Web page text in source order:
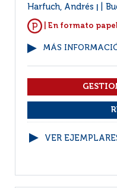
Harfuch, Andrés
| En formato
MÁS
VER